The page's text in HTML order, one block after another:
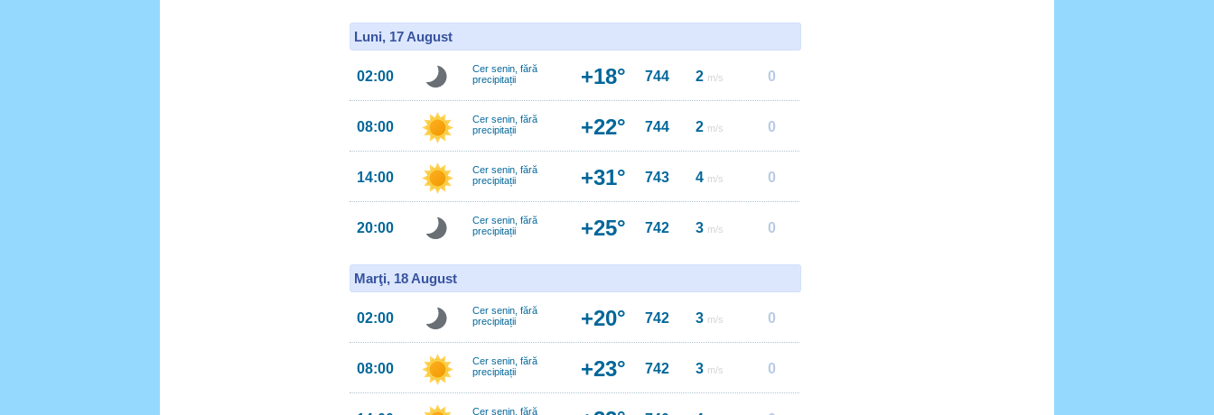
Luni, 17 August
02:00
Cer senin, fără
precipitații
+18° 744 2 m/s 0
08:00
Cer senin, fără
precipitații
+22° 744 2 m/s 0
14:00
Cer senin, fără
precipitații
+31° 743 4 m/s 0
20:00
Cer senin, fără
precipitații
+25° 742 3 m/s 0
Marţi, 18 August
02:00
Cer senin, fără
precipitații
+20° 742 3 m/s 0
08:00
Cer senin, fără
precipitații
+23° 742 3 m/s 0
Cer senin, fără